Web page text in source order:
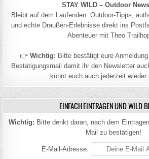
STAY WILD – Outdoor
Bleibt auf dem Laufenden: Outdoor-Tipps,
und echte Draußen-Erlebnisse direkt ins
Abenteuer mit Theo
👉 Wichtig: Bitte bestätigt eure
Bestätigungsmail damit ihr den Newsletter
könnt euch auch jederzeit wieder
EINFACH EINTRAGEN UND WILD
Wichtig: Bitte denkt daran, nach dem
Mail zu bestätigen!
E-Mail-Adresse: